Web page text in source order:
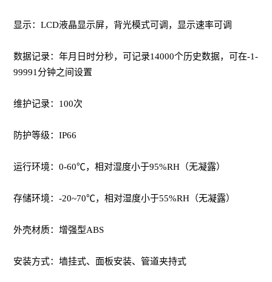
显示：LCD液晶显示屏，背光模式可调，显示速率可调
数据记录：年月日时分秒，可记录14000个历史数据，可在-1-
99991分钟之间设置
维护记录：100次
防护等级：IP66
运行环境：0-60℃，相对湿度小于95%RH（无凝露）
存储环境：-20~70℃，相对湿度小于55%RH（无凝露）
外壳材质：增强型ABS
安装方式：墙挂式、面板安装、管道夹持式